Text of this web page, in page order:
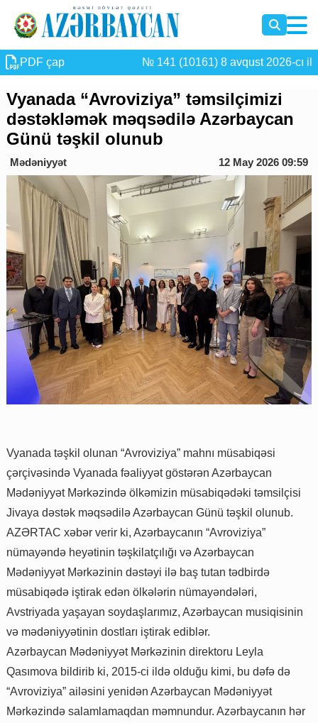
PDF çap № 141 (10161) 8 avqust 2026-cı il
Vyanada “Avroviziya” təmsilçimizi
dəstəkləmək məqsədilə Azərbaycan
Günü təşkil olunub
Mədəniyyət 12 May 2026 09:59
Vyanada təşkil olunan “Avroviziya” mahnı müsabiqəsi
çərçivəsində Vyanada fəaliyyət göstərən Azərbaycan
Mədəniyyət Mərkəzində ölkəmizin müsabiqədəki təmsilçisi
Jivaya dəstək məqsədilə Azərbaycan Günü təşkil olunub.
AZƏRTAC xəbər verir ki, Azərbaycanın “Avroviziya”
nümayəndə heyətinin təşkilatçılığı və Azərbaycan
Mədəniyyət Mərkəzinin dəstəyi ilə baş tutan tədbirdə
müsabiqədə iştirak edən ölkələrin nümayəndələri,
Avstriyada yaşayan soydaşlarımız, Azərbaycan musiqisinin
və mədəniyyətinin dostları iştirak ediblər.
Azərbaycan Mədəniyyət Mərkəzinin direktoru Leyla
Qasımova bildirib ki, 2015-ci ildə olduğu kimi, bu dəfə də
“Avroviziya” ailəsini yenidən Azərbaycan Mədəniyyət
Mərkəzində salamlamaqdan məmnundur. Azərbaycanın hər